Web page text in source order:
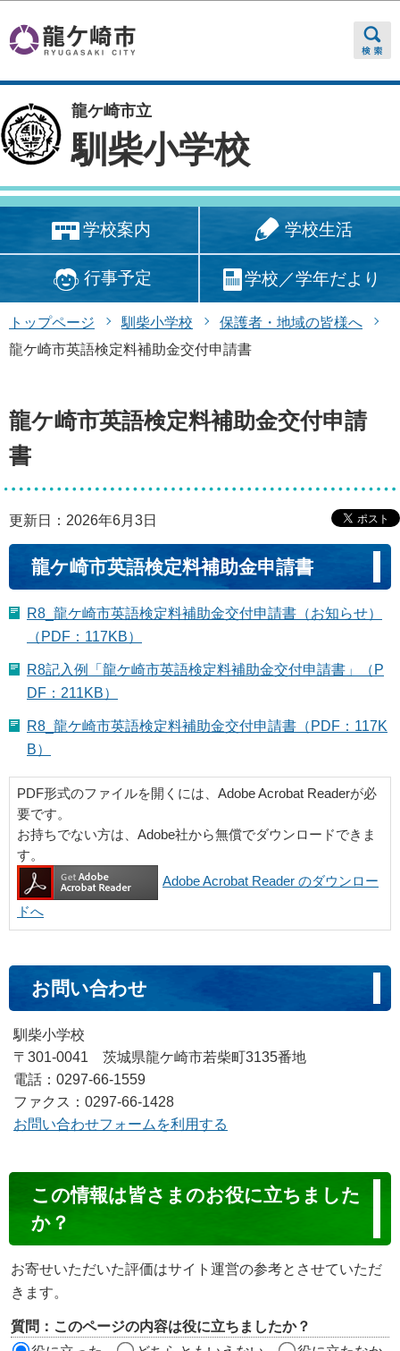
龍ケ崎市立
馴柴小学校
学校案内 学校生活
行事予定 学校／学年だより
トップページ 馴柴小学校
保護者・地域の皆様へ
龍ケ崎市英語検定料補助金交付申請書
龍ケ崎市英語検定料補助金交付申請
書
更新日：2026年6月3日
龍ケ崎市英語検定料補助金申請書
R8_龍ケ崎市英語検定料補助金交付申請書（お知らせ）
（PDF：117KB）
R8記入例「龍ケ崎市英語検定料補助金交付申請書」（P
DF：211KB）
R8_龍ケ崎市英語検定料補助金交付申請書（PDF：117K
B）
PDF形式のファイルを開くには、Adobe Acrobat Readerが必
要です。
お持ちでない方は、Adobe社から無償でダウンロードできま
す。
Adobe Acrobat Reader のダウンロー
ドへ
お問い合わせ
馴柴小学校
〒301-0041 茨城県龍ケ崎市若柴町3135番地
電話：0297-66-1559
ファクス：0297-66-1428
お問い合わせフォームを利用する
ン
ン
ツ
評
価
この情報は皆さまのお役に立ちました
か？
お寄せいただいた評価はサイト運営の参考とさせていただ
きます。
質問：このページの内容は役に立ちましたか？